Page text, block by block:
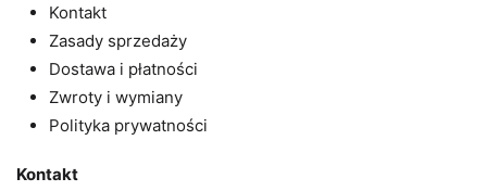
Kontakt
Zasady sprzedaży
Dostawa i płatności
Zwroty i wymiany
Polityka prywatności
Kontakt